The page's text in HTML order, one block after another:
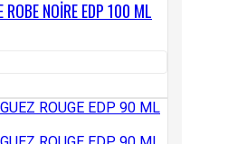
ROBE NOİRE EDP 100 ML